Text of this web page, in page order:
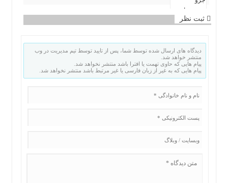
ثبت نظر
دیدگاه های ارسال شده توسط شما، پس از تایید توسط تیم مدیریت در وب
منتشر خواهد شد.
پیام هایی که حاوی تهمت یا افترا باشد منتشر نخواهد شد.
پیام هایی که به غیر از زبان فارسی یا غیر مرتبط باشد منتشر نخواهد شد.